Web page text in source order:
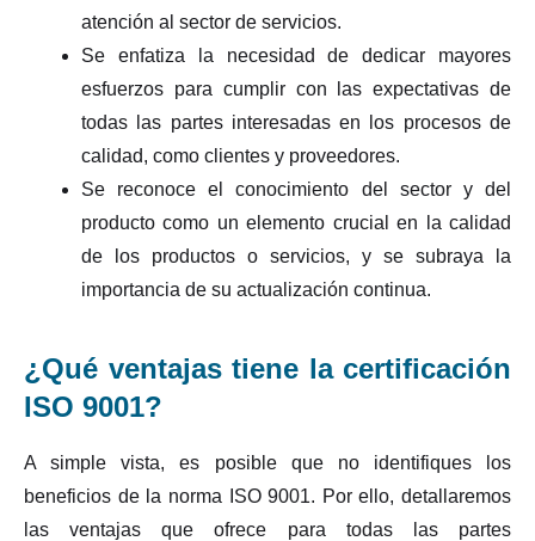
atención al sector de servicios.
Se enfatiza la necesidad de dedicar mayores
esfuerzos para cumplir con las expectativas de
todas las partes interesadas en los procesos de
calidad, como clientes y proveedores.
Se reconoce el conocimiento del sector y del
producto como un elemento crucial en la calidad
de los productos o servicios, y se subraya la
importancia de su actualización continua.
¿Qué ventajas tiene la certificación
ISO 9001?
A simple vista, es posible que no identifiques los
beneficios de la norma ISO 9001. Por ello, detallaremos
las ventajas que ofrece para todas las partes